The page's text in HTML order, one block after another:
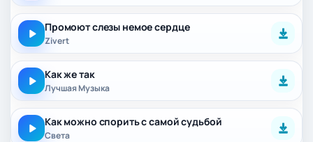
Промоют слезы немое сердце
Zivert
Как же так
Лучшая Музыка
Как можно спорить с самой судьбой
Света